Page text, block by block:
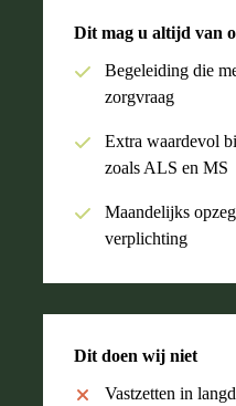
Dit mag u altijd van
Begeleiding die
zorgvraag
Extra waardevol
zoals ALS en MS
Maandelijks
verplichting
Dit doen wij niet
Vastzetten in